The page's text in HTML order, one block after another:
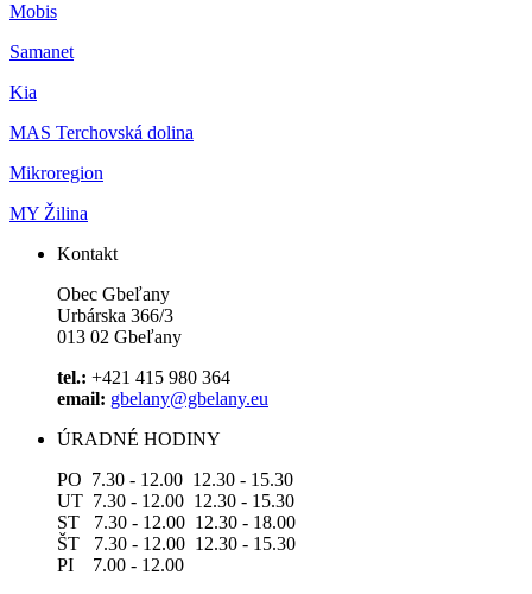
Mobis
Samanet
Kia
MAS Terchovská dolina
Mikroregion
MY Žilina
Kontakt
Obec Gbeľany
Urbárska 366/3
013 02 Gbeľany
tel.: +421 415 980 364
email: gbelany@gbelany.eu
ÚRADNÉ HODINY
PO 7.30 - 12.00 12.30 - 15.30
UT 7.30 - 12.00 12.30 - 15.30
ST 7.30 - 12.00 12.30 - 18.00
ŠT 7.30 - 12.00 12.30 - 15.30
PI 7.00 - 12.00